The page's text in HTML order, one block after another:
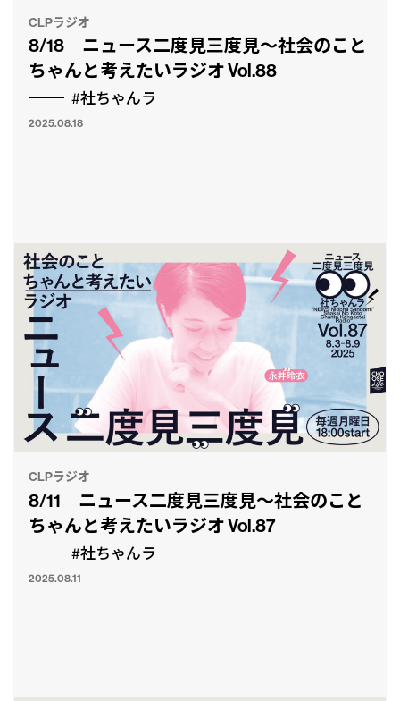
CLPラジオ
8/18 ニュース二度見三度見〜社会のこと
ちゃんと考えたいラジオ Vol.88
#社ちゃんラ
2025.08.18
CLPラジオ
8/11 ニュース二度見三度見〜社会のこと
ちゃんと考えたいラジオ Vol.87
#社ちゃんラ
2025.08.11